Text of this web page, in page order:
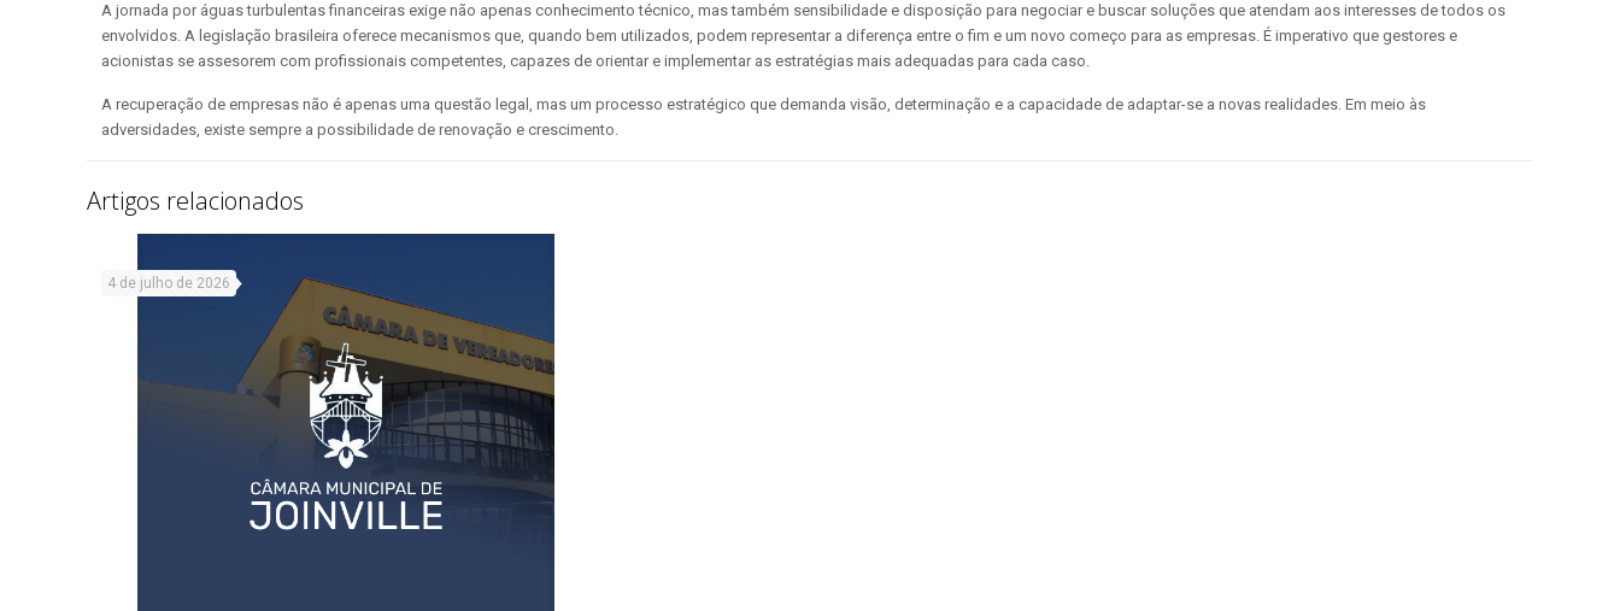
A jornada por águas turbulentas financeiras exige não apenas conhecimento técnico, mas também sensibilidade e disposição para negociar e buscar soluções que atendam aos interesses de todos os
envolvidos. A legislação brasileira oferece mecanismos que, quando bem utilizados, podem representar a diferença entre o fim e um novo começo para as empresas. É imperativo que gestores e
acionistas se assesorem com profissionais competentes, capazes de orientar e implementar as estratégias mais adequadas para cada caso.
A recuperação de empresas não é apenas uma questão legal, mas um processo estratégico que demanda visão, determinação e a capacidade de adaptar-se a novas realidades. Em meio às
adversidades, existe sempre a possibilidade de renovação e crescimento.
Artigos relacionados
4 de julho de 2026